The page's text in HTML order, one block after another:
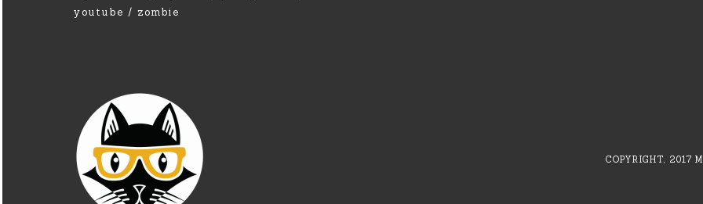
youtube
zombie
COPYRIGHT, 2017